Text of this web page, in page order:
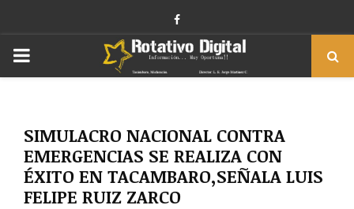
Facebook
PRIMARY
SIMULACRO NACIONAL CONTRA
EMERGENCIAS SE REALIZA CON
ÉXITO EN TACAMBARO,SEÑALA LUIS
FELIPE RUIZ ZARCO